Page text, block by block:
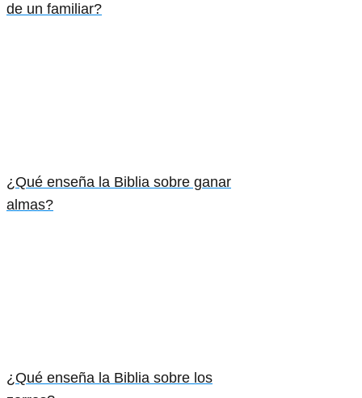
de un familiar?
¿Qué enseña la Biblia sobre ganar
almas?
¿Qué enseña la Biblia sobre los